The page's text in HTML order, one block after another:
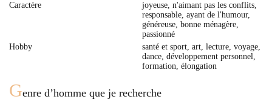
Caractère
joyeuse, n'aimant pas les conflits,
responsable, ayant de l'humour,
généreuse, bonne ménagère,
passionné
Hobby
santé et sport, art, lecture, voyage,
dance, développement personnel,
formation, élongation
Genre d’homme que je recherche